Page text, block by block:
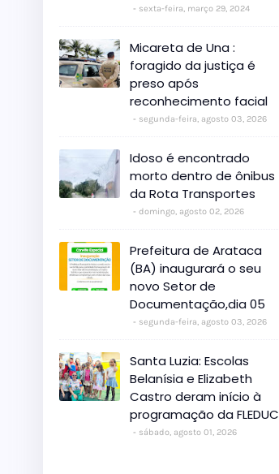
sexta-feira, março 29, 2024
Micareta de Una :
foragido da justiça é
preso após
reconhecimento facial
segunda-feira, agosto 03, 2026
Idoso é encontrado
morto dentro de ônibus
da Rota Transportes
domingo, agosto 02, 2026
Prefeitura de Arataca
(BA) inaugurará o seu
novo Setor de
Documentação,dia 05
segunda-feira, agosto 03, 2026
Santa Luzia: Escolas
Belanísia e Elizabeth
Castro deram início à
programação da FLEDUC
sábado, agosto 01, 2026